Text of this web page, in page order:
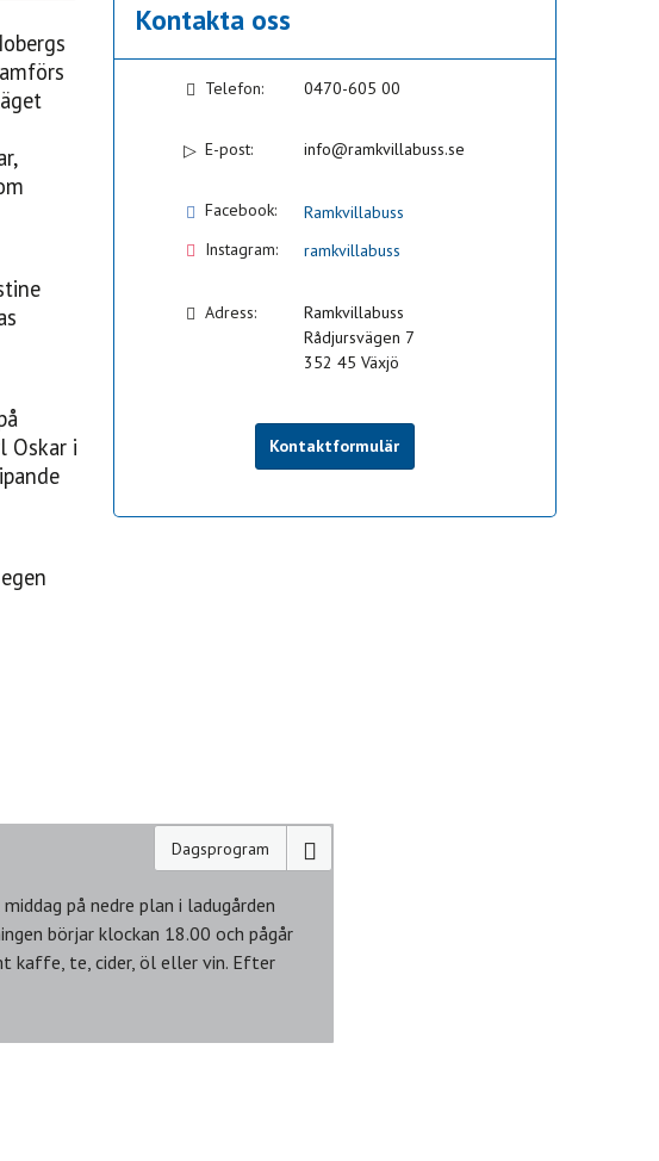
Oskar i
Kontakta oss
Telefon: 0470-605 00
E-post: info@ramkvillabuss.se
Facebook:
Ramkvillabuss
Instagram:
ramkvillabuss
Adress:
Ramkvillabuss
Rådjursvägen 7
352 45 Växjö
Kontaktformulär
Dagsprogram
på nedre plan i ladugården
börjar klockan 18.00 och pågår
kaffe, te, cider, öl eller vin. Efter